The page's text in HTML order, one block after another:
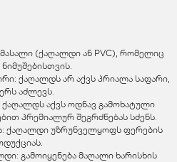
(ქაღალდი ან PVC), რომელიც
ქაღალდს არ აქვს პრიალა საფარი,
აძლევს.
აქვს ოდნავ გამოხატული
პრემიალურ შეგრძნებას სძენს.
ქაღალდი უზრუნველყოფს ფერების
გამოიყენება მაღალი ხარისხის